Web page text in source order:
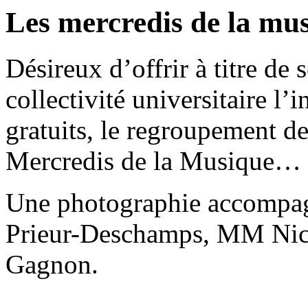
Les mercredis de la
Désireux d’offrir à titre de
collectivité universitaire
gratuits, le regroupement
Mercredis de la Musique…
Une photographie
Prieur-Deschamps, MM
Gagnon.